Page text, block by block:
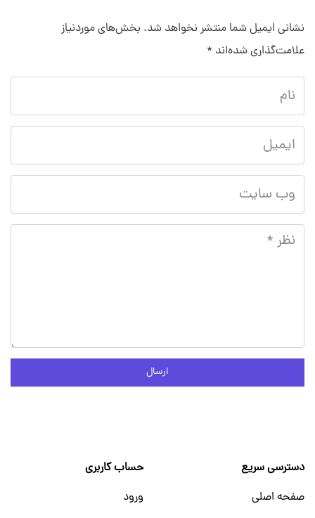
نشانی ایمیل شما منتشر نخواهد شد. بخش‌های موردنیاز
علامت‌گذاری شده‌اند *
ارسال
دسترسی سریع
صفحه اصلی
حساب کاربری
ورود